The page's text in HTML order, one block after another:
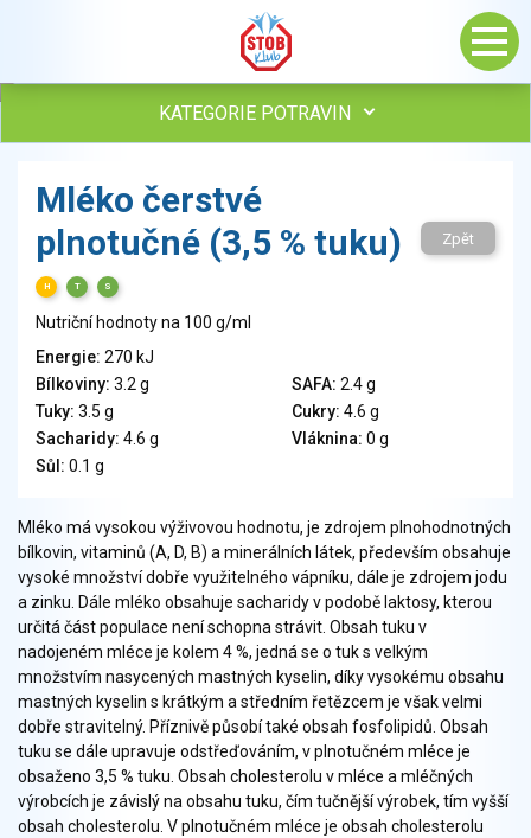
KATEGORIE POTRAVIN
Vejce
Mléko
Mléčné výrobky
Sýry
Veganské a vegetariánské výrobky
Tuky
Obiloviny, mouka, cereální výrobky
Chléb, pečivo, křehké chleby, pufované výrobky
Přílohy
Zelenina
Brambory, luštěniny, houby
Sladkosti, slané výrobky
Zmrzliny
Ochucovadla, přísady, sladidla
Sušené směsi
Polotovary, hotové pokrmy
Proteinové výrobky, doplňky stravy
Nápoje nealkoholické
Nápoje alkoholické
Mléko čerstvé
plnotučné (3,5 % tuku)
H T S
Zpět
Nutriční hodnoty na 100 g/ml
Energie: 270 kJ
Bílkoviny: 3.2 g SAFA: 2.4 g
Tuky: 3.5 g Cukry: 4.6 g
Sacharidy: 4.6 g Vláknina: 0 g
Sůl: 0.1 g
Mléko má vysokou výživovou hodnotu, je zdrojem plnohodnotných
bílkovin, vitaminů (A, D, B) a minerálních látek, především obsahuje
vysoké množství dobře využitelného vápníku, dále je zdrojem jodu
a zinku. Dále mléko obsahuje sacharidy v podobě laktosy, kterou
určitá část populace není schopna strávit. Obsah tuku v
nadojeném mléce je kolem 4 %, jedná se o tuk s velkým
množstvím nasycených mastných kyselin, díky vysokému obsahu
mastných kyselin s krátkým a středním řetězcem je však velmi
dobře stravitelný. Příznivě působí také obsah fosfolipidů. Obsah
tuku se dále upravuje odstřeďováním, v plnotučném mléce je
obsaženo 3,5 % tuku. Obsah cholesterolu v mléce a mléčných
výrobcích je závislý na obsahu tuku, čím tučnější výrobek, tím vyšší
obsah cholesterolu. V plnotučném mléce je obsah cholesterolu